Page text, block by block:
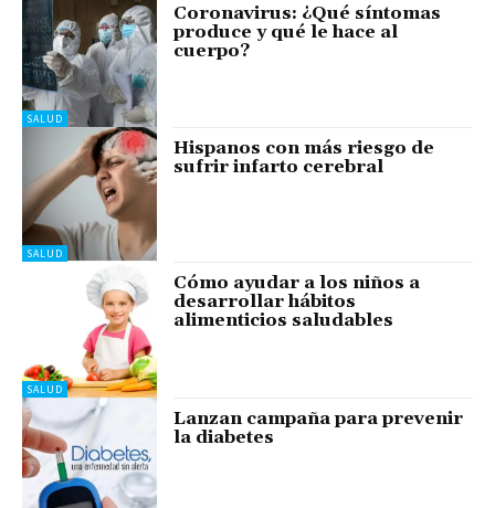
SALUD
Coronavirus: ¿Qué síntomas
produce y qué le hace al
cuerpo?
SALUD
Hispanos con más riesgo de
sufrir infarto cerebral
SALUD
Cómo ayudar a los niños a
desarrollar hábitos
alimenticios saludables
Lanzan campaña para prevenir
la diabetes